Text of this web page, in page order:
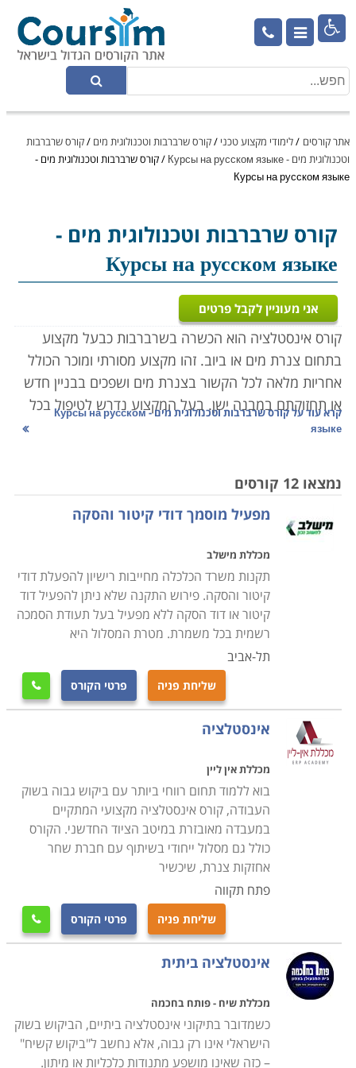

אתר קורסים /לימודי מקצוע טכני /קורס שרברבות וטכנולוגית מים /קורס שרברבות
וטכנולוגית מים - Курсы на русском языке
/קורס שרברבות וטכנולוגית מים -
Курсы на русском языке
קורס שרברבות וטכנולוגית מים -
Курсы на русском языке
אני מעוניין לקבל פרטים
קורס אינסטלציה הוא הכשרה בשרברבות כבעל מקצוע
בתחום צנרת מים או ביוב. זהו מקצוע מסורתי ומוכר הכולל
אחריות מלאה לכל הקשור בצנרת מים ושפכים בבניין חדש
או תחזוקתם במבנה ישן. בעל המקצוע נדרש לטיפול בכל
צינור שהתפוצץ או סתימה בדירה פרטית או בבניין דירות
צנרת הבניין המרכזית ועד צנרת הביוב העירונית, כולל
האבזרים המחוברים לה. ישנם שני סוגים עיקריים של
עבודת שרברבות: הרכבת מערכות חדשות, ואיתור ותיקון
תקלות במערכת קיימת. ישנם שרברבים העובדים כעצמאי,
לעתים כעסק של אדם אחד בלבד, וכן הפעילים בחברות
אינסטלציה, ובחברות בעלות התמחות רחבה יותר בתחום
מעבר לעבודתם של שרברבים בתיקון ובהצבת צנרת
בבתים, קיימים לא מעט תחומים נוספים שנהנים משירותי
מומחיותם דוגמת עסקי השקייה וחקלאות, העוסקים בעיצוב
פנים וחוץ של בתים, מבנים, גינות ובריכות נוי, מתקינים של
דודים וקולטי שמש. מכיוון שמדובר בסוגי תקלות שחובה
לתקן באופן מיידי, או בסמוך ככל האפשר לעת איתורן, הלקוח
רוצה לדעת שהוא יכול לפנות לאיש מקצוע אמין ושזה
האחרון ייתן לו שירות מקצועי, אמין ובמחיר הגון ונוח. מחירי
המים המאמירים בארץ גם הם תורמים לצורך בפתרון מיידי
של כל תקלה במערכות ההולכה הביתיות, שכן דליפה
מתמשכת, אפילו כזו שמתבטאת לכאורה בטפטוף קל, עלולה
להצטבר לכמות מים נכבדה, שתסתיים בחשבון מים חריג
ויקר בהרבה מהמשוער.
כלי המקצוע
קורס אינסטלציה כולל מגוון רחב של מיומנויות חיוניות
לאחזקה והתקנה של מערכות והולכת מי שתייה, מערכות
מים אפורים ושפכים, ביניהן קריאת תרשימי בניין כדי לזהות
קרא עוד על
קורס שרברבות וטכנולוגית מים - Курсы на русском
языке
נמצאו 12 קורסים
מפעיל מוסמך דודי קיטור והסקה
מכללת מישלב
תקנות משרד הכלכלה מחייבות רישיון להפעלת דודי
קיטור והסקה. פירוש התקנה שלא ניתן להפעיל דוד
קיטור או דוד הסקה ללא מפעיל בעל תעודת הסמכה
רשמית בכל משמרת. מטרת המסלול היא
תל-אביב
שליחת פניה פרטי הקורס 
אינסטלציה
מכללת אין ליין
בוא ללמוד תחום רווחי ביותר עם ביקוש גבוה בשוק
העבודה, קורס אינסטלציה מקצועי המתקיים
במעבדה מאובזרת במיטב הציוד החדשני. הקורס
כולל גם מסלול ייחודי בשיתוף עם חברת שחר
אחזקות צנרת, שיכשיר
פתח תקווה
שליחת פניה פרטי הקורס 
אינסטלציה ביתית
מכללת שיח - פותח בחכמה
כשמדובר בתיקוני אינסטלציה ביתיים, הביקוש בשוק
הישראלי אינו רק גבוה, אלא נחשב ל"ביקוש קשיח"
– כזה שאינו מושפע מתנודות כלכליות או מיתון.